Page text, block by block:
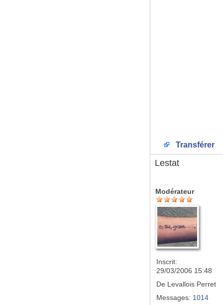
Transférer
Lestat
Modérateur
Inscrit:
29/03/2006 15:48
De Levallois Perret
Messages: 1014